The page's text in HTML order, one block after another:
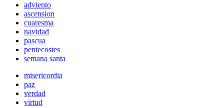
adviento
ascension
cuaresma
navidad
pascua
pentecostes
semana santa
misericordia
paz
verdad
virtud